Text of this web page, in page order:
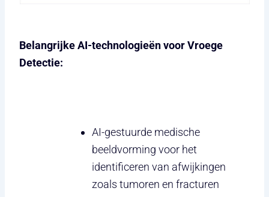
Belangrijke AI-technologieën voor Vroege
Detectie:
AI-gestuurde medische
beeldvorming voor het
identificeren van afwijkingen
zoals tumoren en fracturen